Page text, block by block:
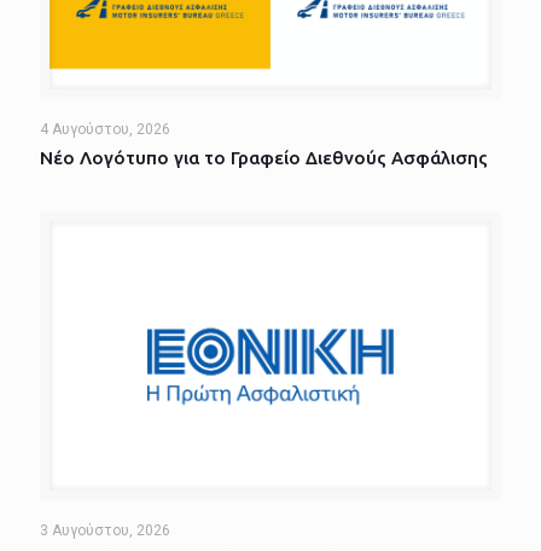
4 Αυγούστου, 2026
Νέο Λογότυπο για το Γραφείο Διεθνούς Ασφάλισης
3 Αυγούστου, 2026